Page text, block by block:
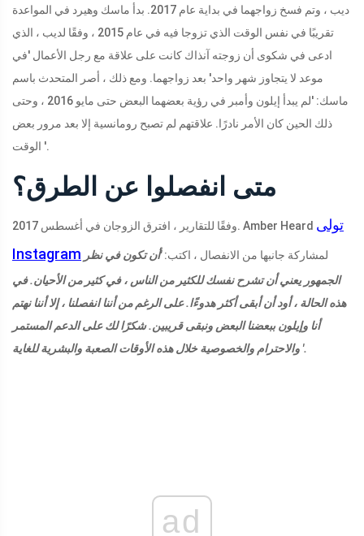
ديب ، وتم فسخ زواجهما في بداية عام 2017. بدأ ماسك وهيرد في المواعدة
تقريبًا في نفس الوقت الذي تزوجا فيه في عام 2015 ، وفقًا لديب ، الذي
ادعى في شكوى أن زوجته آنذاك كانت على علاقة مع رجل الأعمال 'في
موعد لا يتجاوز شهر واحد' بعد زواجهما. ومع ذلك ، أصر المتحدث باسم
ماسك: 'لم يبدأ إيلون وأمبر في رؤية بعضهما البعض حتى مايو 2016 ، وحتى
ذلك الحين كان الأمر نادرًا. علاقتهم لم تصبح رومانسية إلا بعد مرور بعض
الوقت '.
متى انفصلوا عن الطرق؟
وفقًا للتقارير ، افترق الزوجان في أغسطس 2017. Amber Heard تولى
Instagram
لمشاركة جانبها من الانفصال ، اكتب:'أن تكون في نظر
الجمهور يعني أن تشرح نفسك للكثير من الناس ، في كثير من الأحيان. في
هذه الحالة ، أود أن أبقى أكثر هدوءًا. على الرغم من أننا انفصلنا ، إلا أننا نهتم
أنا وإيلون ببعضنا البعض ونبقى قريبين. شكرًا لك على الدعم المستمر
والاحترام والخصوصية خلال هذه الأوقات الصعبة والبشرية للغاية '.
ad